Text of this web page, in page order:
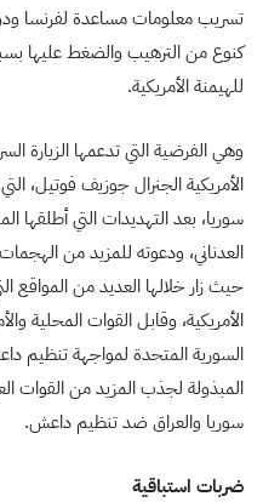
تسريب معلومات مساعدة لفرنسا
كنوع من الترهيب والضغط عليها
للهيمنة الأمريكية.
وهي الفرضية التي تدعمها الزيارة
الأمريكية الجنرال جوزيف فوتيل،
سوريا، بعد التهديدات التي
العدناني، ودعوته للمزيد من
حيث زار خلالها العديد من المواقع
الأمريكية، وقابل القوات المحلية
السورية المتحدة لمواجهة تنظيم
المبذولة لجذب المزيد من القوات
سوريا والعراق ضد تنظيم داعش.
ضربات استباقية